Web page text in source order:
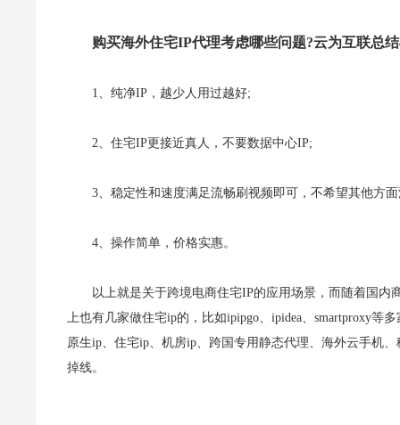
购买海外住宅IP代理考虑哪些问题?云为互联总
1、纯净IP，越少人用过越好;
2、住宅IP更接近真人，不要数据中心IP;
3、稳定性和速度满足流畅刷视频即可，不希望其他方
4、操作简单，价格实惠。
以上就是关于跨境电商住宅IP的应用场景，而随着国
上也有几家做住宅ip的，比如ipipgo、ipidea、smartproxy等
原生ip、住宅ip、机房ip、跨国专用静态代理、海外云手机
掉线。